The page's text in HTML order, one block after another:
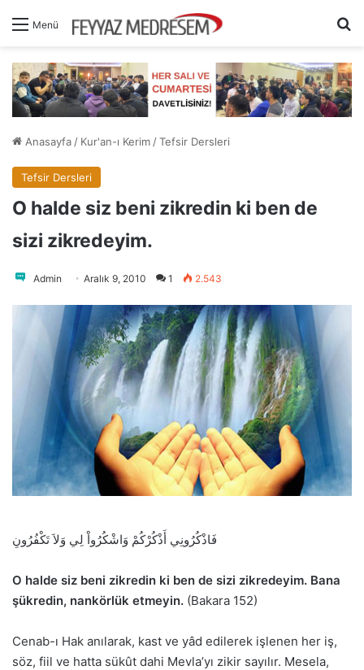
Menü
Anasayfa / Kur'an-ı Kerim /Tefsir Dersleri
Tefsir Dersleri
O halde siz beni zikredin ki ben de
sizi zikredeyim.
Admin Aralık 9, 2010 1 2.543
فَاذْكُرُونِي أَذْكُرْكُمْ وَاشْكُرُواْ لِي وَلاَ تَكْفُرُونِ
O halde siz beni zikredin ki ben de sizi zikredeyim. Bana
şükredin, nankörlük etmeyin. (Bakara 152)
Cenab-ı Hak anılarak, kast ve yâd edilerek işlenen her iş,
söz, fiil ve hatta sükût dahi Mevla’yı zikir sayılır. Mesela,